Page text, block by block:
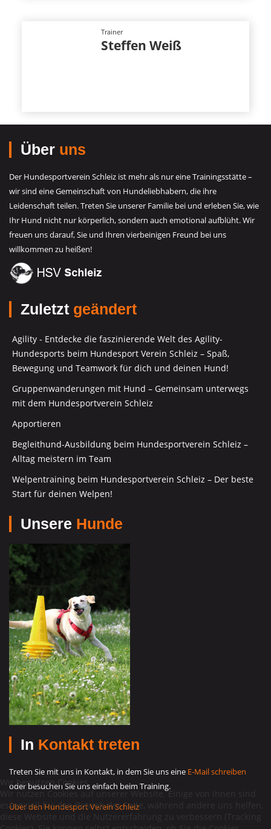
Trainer
Steffen Weiß
Über uns
Der Hundesportverein Schleiz ist mehr als nur eine Trainingsstätte –
wir sind eine Gemeinschaft von Hundeliebhabern, die ihre
Leidenschaft teilen. Treten Sie unserer Familie bei und erleben Sie, wie
Ihr Hund nicht nur körperlich, sondern auch emotional aufblüht. Wir
freuen uns darauf, Sie und Ihren vierbeinigen Freund bei uns
willkommen zu heißen!
Zuletzt geändert
Agility - Entdecke die faszinierende Welt des Agility-
Hundesports beim Hundesport Verein Schleiz – Spaß,
Bewegung und Teamwork für dich und deinen Hund!
Gruppenwanderungen mit Hund – Gemeinsam unterwegs
mit dem Hundesportverein Schleiz
Apportieren
Begleithund-Ausbildung beim Hundesportverein Schleiz –
Alltag meistern im Team
Welpentraining beim Hundesportverein Schleiz – Der beste
Start für deinen Welpen!
Unsere Hunde
In Kontakt treten
Treten Sie mit uns in Kontakt, in dem Sie uns eine E-Mail schreiben
oder besuchen Sie uns einfach beim Training.
Über den Hundesport Verein Schleiz
Wir benutzen Cookies
Wir nutzen Cookies auf unserer Website. Einige von ihnen sind
essenziell für den Betrieb der Seite, während andere uns helfen,
diese Website und die Nutzererfahrung zu verbessern (Tracking